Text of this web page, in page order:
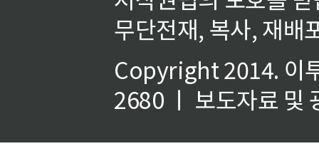
무단전재, 복사, 재배
Copyright 2014. 이
2680 ㅣ 보도자료